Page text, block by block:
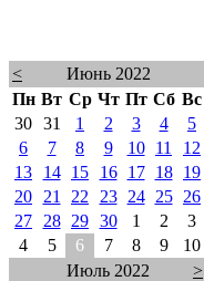
<
Июнь 2022
Пн Вт Ср Чт Пт Сб Вс
30 31 1 2 3 4
5
6
7 8 9 10 11
12
13
14 15 16 17 18
19
20
21 22 23 24 25
26
27
28 29 30 1 2
3
4
5 6 7 8 9
10
Июль 2022
>